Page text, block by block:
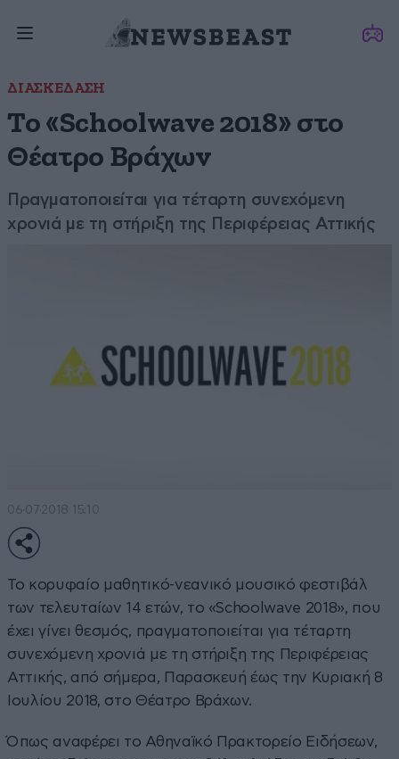
ΔΙΑΣΚΕΔΑΣΗ
Το «Schoolwave 2018» στο
Θέατρο Βράχων
Πραγματοποιείται για τέταρτη συνεχόμενη
χρονιά με τη στήριξη της Περιφέρειας Αττικής
06·07·2018 15:10
Το κορυφαίο μαθητικό-νεανικό μουσικό φεστιβάλ
των τελευταίων 14 ετών, το «Schoolwave 2018», που
έχει γίνει θεσμός, πραγματοποιείται για τέταρτη
συνεχόμενη χρονιά με τη στήριξη της Περιφέρειας
Αττικής, από σήμερα, Παρασκευή έως την Κυριακή 8
Ιουλίου 2018, στο Θέατρο Βράχων.
Όπως αναφέρει το Αθηναϊκό Πρακτορείο Ειδήσεων,